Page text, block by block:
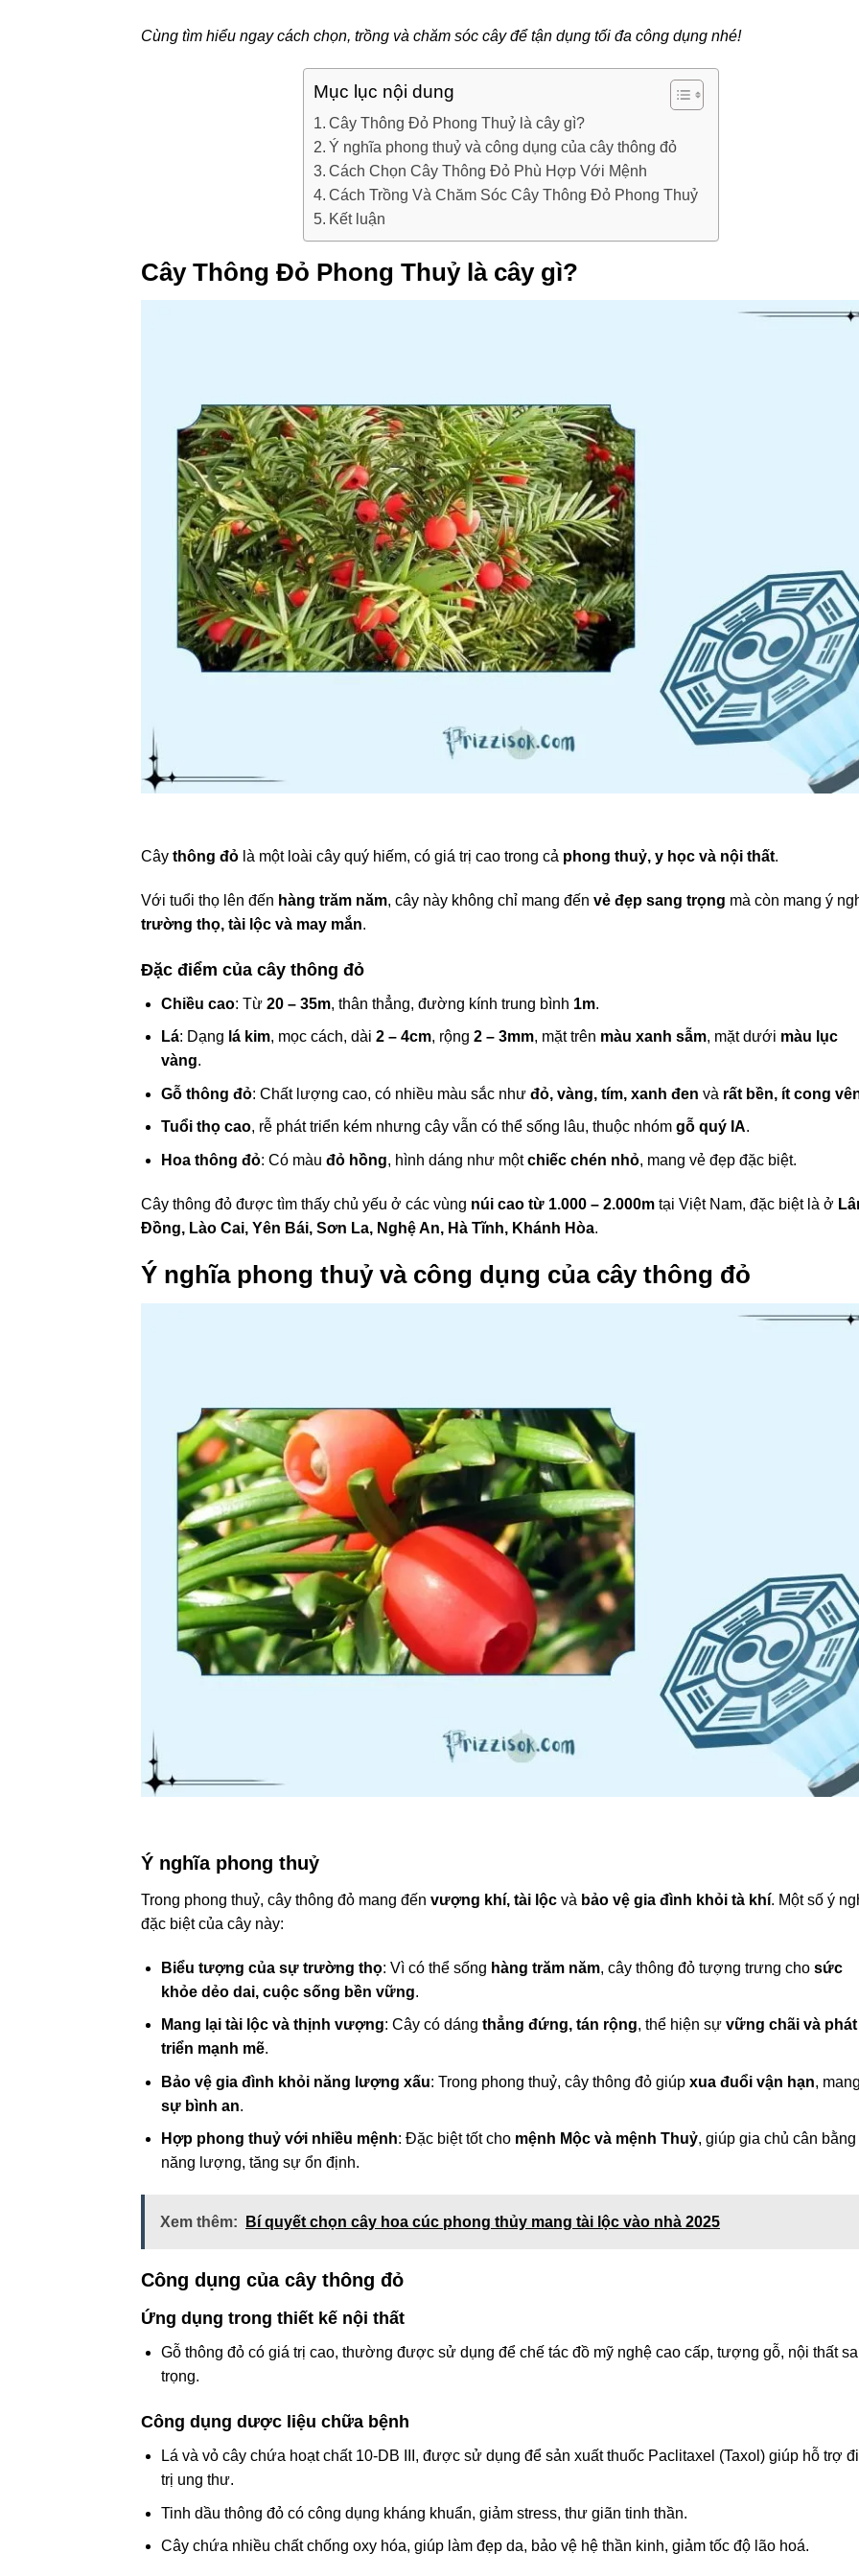
Cùng tìm hiểu ngay cách chọn, trồng và chăm sóc cây để tận dụng tối đa công dụng nhé!
Mục lục nội dung
Cây Thông Đỏ Phong Thuỷ là cây gì?
Ý nghĩa phong thuỷ và công dụng của cây thông đỏ
Cách Chọn Cây Thông Đỏ Phù Hợp Với Mệnh
Cách Trồng Và Chăm Sóc Cây Thông Đỏ Phong Thuỷ
Kết luận
Cây Thông Đỏ Phong Thuỷ là cây gì?
Cây thông đỏ là một loài cây quý hiếm, có giá trị cao trong cả phong thuỷ, y học và nội thất.
Với tuổi thọ lên đến hàng trăm năm, cây này không chỉ mang đến vẻ đẹp sang trọng mà còn mang ý
trường thọ, tài lộc và may mắn.
Đặc điểm của cây thông đỏ
Chiều cao: Từ 20 – 35m, thân thẳng, đường kính trung bình 1m.
Lá: Dạng lá kim, mọc cách, dài 2 – 4cm, rộng 2 – 3mm, mặt trên màu xanh sẫm, mặt dưới màu lục
vàng.
Gỗ thông đỏ: Chất lượng cao, có nhiều màu sắc như đỏ, vàng, tím, xanh đen và rất bền, ít cong
Tuổi thọ cao, rễ phát triển kém nhưng cây vẫn có thể sống lâu, thuộc nhóm gỗ quý IA.
Hoa thông đỏ: Có màu đỏ hồng, hình dáng như mộtchiếc chén nhỏ, mang vẻ đẹp đặc biệt.
Cây thông đỏ được tìm thấy chủ yếu ở các vùng núi cao từ 1.000 – 2.000m tại Việt Nam, đặc biệt là ở
Đồng, Lào Cai, Yên Bái, Sơn La, Nghệ An, Hà Tĩnh, Khánh Hòa.
Ý nghĩa phong thuỷ và công dụng của cây thông đỏ
Ý nghĩa phong thuỷ
Trong phong thuỷ, cây thông đỏ mang đến vượng khí, tài lộc và bảo vệ gia đình khỏi tà khí. Một số ý
đặc biệt của cây này:
Biểu tượng của sự trường thọ: Vì có thể sống hàng trăm năm, cây thông đỏ tượng trưng cho sức
khỏe dẻo dai, cuộc sống bền vững.
Mang lại tài lộc và thịnh vượng: Cây có dáng thẳng đứng, tán rộng, thể hiện sự vững chãi và phát
triển mạnh mẽ.
Bảo vệ gia đình khỏi năng lượng xấu: Trong phong thuỷ, cây thông đỏ giúp xua đuổi vận hạn,
sự bình an.
Hợp phong thuỷ với nhiều mệnh: Đặc biệt tốt cho mệnh Mộc và mệnh Thuỷ, giúp gia chủ cân bằng
năng lượng, tăng sự ổn định.
Xem thêm: Bí quyết chọn cây hoa cúc phong thủy mang tài lộc vào nhà 2025
Công dụng của cây thông đỏ
Ứng dụng trong thiết kế nội thất
Gỗ thông đỏ có giá trị cao, thường được sử dụng để chế tác đồ mỹ nghệ cao cấp, tượng gỗ, nội thất
trọng.
Công dụng dược liệu chữa bệnh
Lá và vỏ cây chứa hoạt chất 10-DB III, được sử dụng để sản xuất thuốc Paclitaxel (Taxol) giúp hỗ trợ
trị ung thư.
Tinh dầu thông đỏ có công dụng kháng khuẩn, giảm stress, thư giãn tinh thần.
Cây chứa nhiều chất chống oxy hóa, giúp làm đẹp da, bảo vệ hệ thần kinh, giảm tốc độ lão hoá.